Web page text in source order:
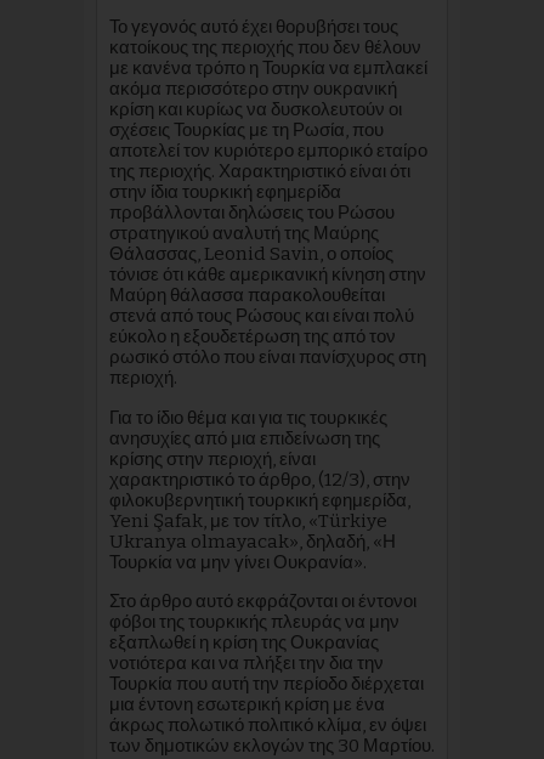
Το γεγονός αυτό έχει θορυβήσει τους
κατοίκους της περιοχής που δεν θέλουν
με κανένα τρόπο η Τουρκία να εμπλακεί
ακόμα περισσότερο στην ουκρανική
κρίση και κυρίως να δυσκολευτούν οι
σχέσεις Τουρκίας με τη Ρωσία, που
αποτελεί τον κυριότερο εμπορικό εταίρο
της περιοχής. Χαρακτηριστικό είναι ότι
στην ίδια τουρκική εφημερίδα
προβάλλονται δηλώσεις του Ρώσου
στρατηγικού αναλυτή της Μαύρης
Θάλασσας, Leonid Savin, ο οποίος
τόνισε ότι κάθε αμερικανική κίνηση στην
Μαύρη θάλασσα παρακολουθείται
στενά από τους Ρώσους και είναι πολύ
εύκολο η εξουδετέρωση της από τον
ρωσικό στόλο που είναι πανίσχυρος στη
περιοχή.
Για το ίδιο θέμα και για τις τουρκικές
ανησυχίες από μια επιδείνωση της
κρίσης στην περιοχή, είναι
χαρακτηριστικό το άρθρο, (12/3), στην
φιλοκυβερνητική τουρκική εφημερίδα,
Yeni Şafak, με τον τίτλο, «Türkiye
Ukranya olmayacak», δηλαδή, «Η
Τουρκία να μην γίνει Ουκρανία».
Στο άρθρο αυτό εκφράζονται οι έντονοι
φόβοι της τουρκικής πλευράς να μην
εξαπλωθεί η κρίση της Ουκρανίας
νοτιότερα και να πλήξει την δια την
Τουρκία που αυτή την περίοδο διέρχεται
μια έντονη εσωτερική κρίση με ένα
άκρως πολωτικό πολιτικό κλίμα, εν όψει
των δημοτικών εκλογών της 30 Μαρτίου.